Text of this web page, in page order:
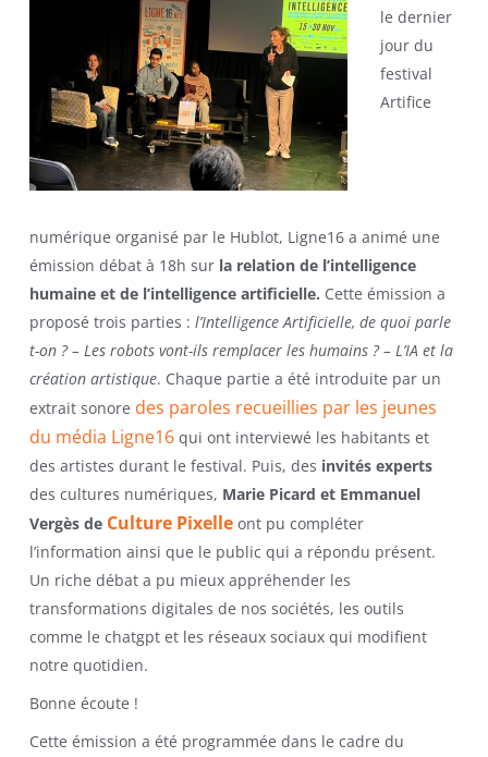
le dernier
jour du
festival
Artifice
numérique organisé par le Hublot, Ligne16 a animé une
émission débat à 18h sur la relation de l’intelligence
humaine et de l’intelligence artificielle. Cette émission a
proposé trois parties : l’Intelligence Artificielle, de quoi parle
t-on ? – Les robots vont-ils remplacer les humains ? – L’IA et la
création artistique. Chaque partie a été introduite par un
extrait sonore des paroles recueillies par les jeunes
du média Ligne16qui ont interviewé les habitants et
des artistes durant le festival. Puis, des invités experts
des cultures numériques, Marie Picard et Emmanuel
Vergès de Culture Pixelleont pu compléter
l’information ainsi que le public qui a répondu présent.
Un riche débat a pu mieux appréhender les
transformations digitales de nos sociétés, les outils
comme le chatgpt et les réseaux sociaux qui modifient
notre quotidien.
Bonne écoute !
Cette émission a été programmée dans le cadre du